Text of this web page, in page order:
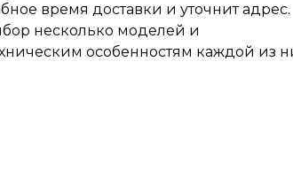
время доставки и уточнит адрес.
несколько моделей и
особенностям каждой из